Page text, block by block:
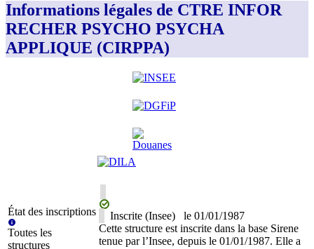
Informations légales de CTRE INFOR
RECHER PSYCHO PSYCHA
APPLIQUE (CIRPPA)
État des inscriptions
Toutes les
structures
Inscrite (Insee) le 01/01/1987
Cette structure est inscrite dans la base Sirene
tenue par l’Insee, depuis le 01/01/1987. Elle a